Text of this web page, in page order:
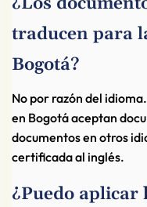
traducen para
Bogotá?
No por razón del
en Bogotá aceptan
documentos en otros
certificada al inglés.
¿Puedo aplicar